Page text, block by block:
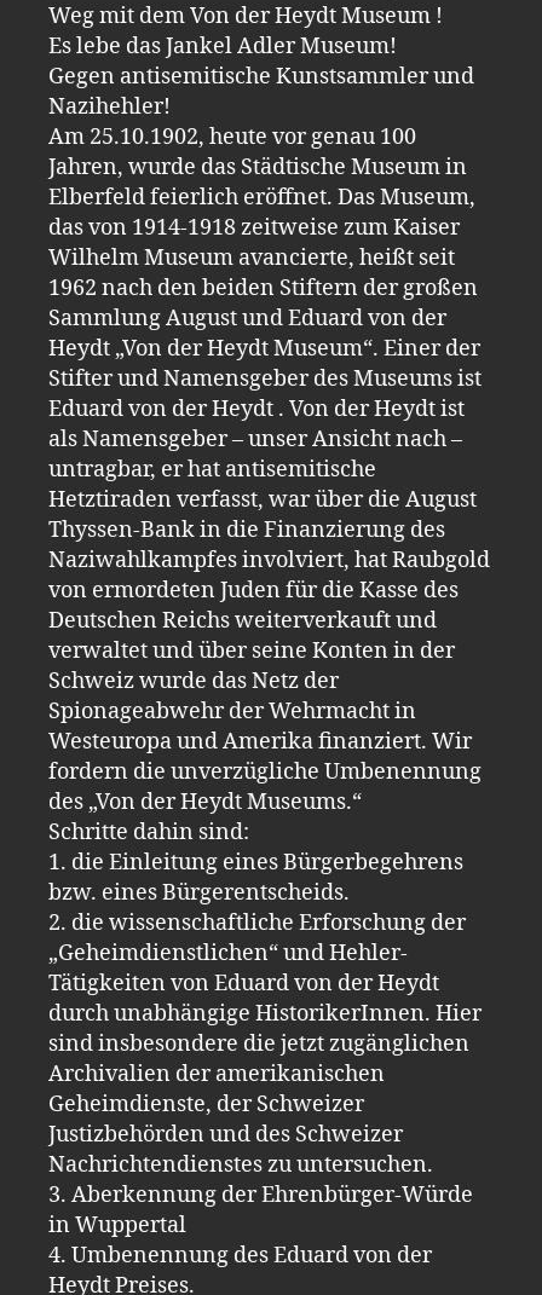
Weg mit dem Von der Heydt Museum !
Es lebe das Jankel Adler Museum!
Gegen antisemitische Kunstsammler und
Nazihehler!
Am 25.10.1902, heute vor genau 100
Jahren, wurde das Städtische Museum in
Elberfeld feierlich eröffnet. Das Museum,
das von 1914-1918 zeitweise zum Kaiser
Wilhelm Museum avancierte, heißt seit
1962 nach den beiden Stiftern der großen
Sammlung August und Eduard von der
Heydt „Von der Heydt Museum“. Einer der
Stifter und Namensgeber des Museums ist
Eduard von der Heydt . Von der Heydt ist
als Namensgeber – unser Ansicht nach –
untragbar, er hat antisemitische
Hetztiraden verfasst, war über die August
Thyssen-Bank in die Finanzierung des
Naziwahlkampfes involviert, hat Raubgold
von ermordeten Juden für die Kasse des
Deutschen Reichs weiterverkauft und
verwaltet und über seine Konten in der
Schweiz wurde das Netz der
Spionageabwehr der Wehrmacht in
Westeuropa und Amerika finanziert. Wir
fordern die unverzügliche Umbenennung
des „Von der Heydt Museums.“
Schritte dahin sind:
1. die Einleitung eines Bürgerbegehrens
bzw. eines Bürgerentscheids.
2. die wissenschaftliche Erforschung der
„Geheimdienstlichen“ und Hehler-
Tätigkeiten von Eduard von der Heydt
durch unabhängige HistorikerInnen. Hier
sind insbesondere die jetzt zugänglichen
Archivalien der amerikanischen
Geheimdienste, der Schweizer
Justizbehörden und des Schweizer
Nachrichtendienstes zu untersuchen.
3. Aberkennung der Ehrenbürger-Würde
in Wuppertal
4. Umbenennung des Eduard von der
Heydt Preises.